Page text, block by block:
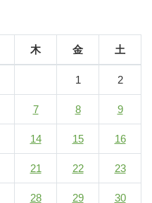
木 金
土
1
2
7 8
9
14 15
16
21 22
23
28 29
30